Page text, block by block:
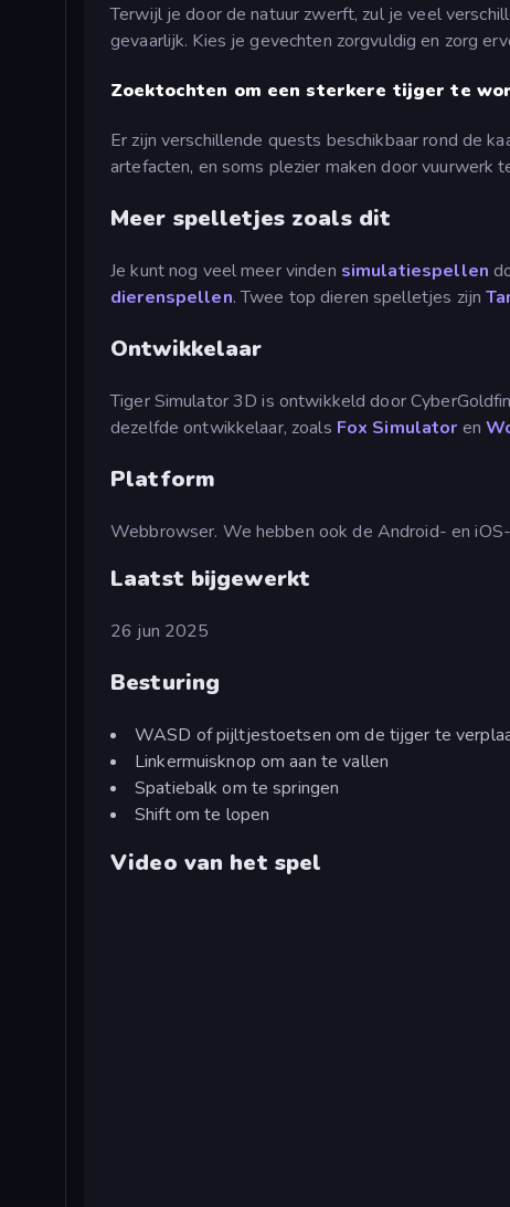
Terwijl je door de natuur zwerft, zul je veel
gevaarlijk. Kies je gevechten zorgvuldig en zorg
Zoektochten om een sterkere tijger te
Er zijn verschillende quests beschikbaar rond de
artefacten, en soms plezier maken door vuurwerk
Meer spelletjes zoals dit
Je kunt nog veel meer vinden simulatiespellen
dierenspellen. Twee top dieren spelletjes zijn
Ontwikkelaar
Tiger Simulator 3D is ontwikkeld door
dezelfde ontwikkelaar, zoals Fox Simulator en
Platform
Webbrowser. We hebben ook de Android- en
Laatst bijgewerkt
26 jun 2025
Besturing
WASD of pijltjestoetsen om de tijger te
Linkermuisknop om aan te vallen
Spatiebalk om te springen
Shift om te lopen
Video van het spel